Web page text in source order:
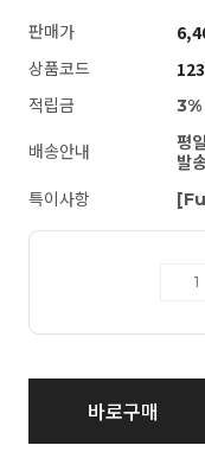
판매가
상품코드
적립금 3%
배송안내
평
발
특이사항
[Fun Toy] 열쇠고
바로구매